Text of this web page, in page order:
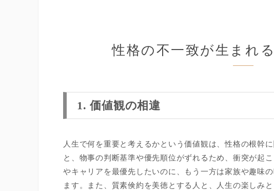
性格の不一致が生まれ
1. 価値観の相違
人生で何を重要と考えるかという価値観は、性格の根幹
と、物事の判断基準や優先順位がずれるため、衝突が起
やキャリアを最優先したいのに、もう一方は家族や趣味
ます。また、質素倹約を美徳とする人と、人生の楽しみ